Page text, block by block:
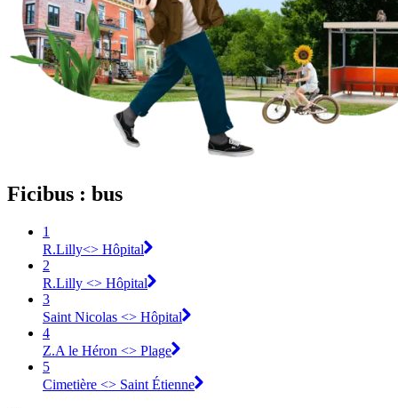
Ficibus : bus
1
R.Lilly<> Hôpital
2
R.Lilly <> Hôpital
3
Saint Nicolas <> Hôpital
4
Z.A le Héron <> Plage
5
Cimetière <> Saint Étienne